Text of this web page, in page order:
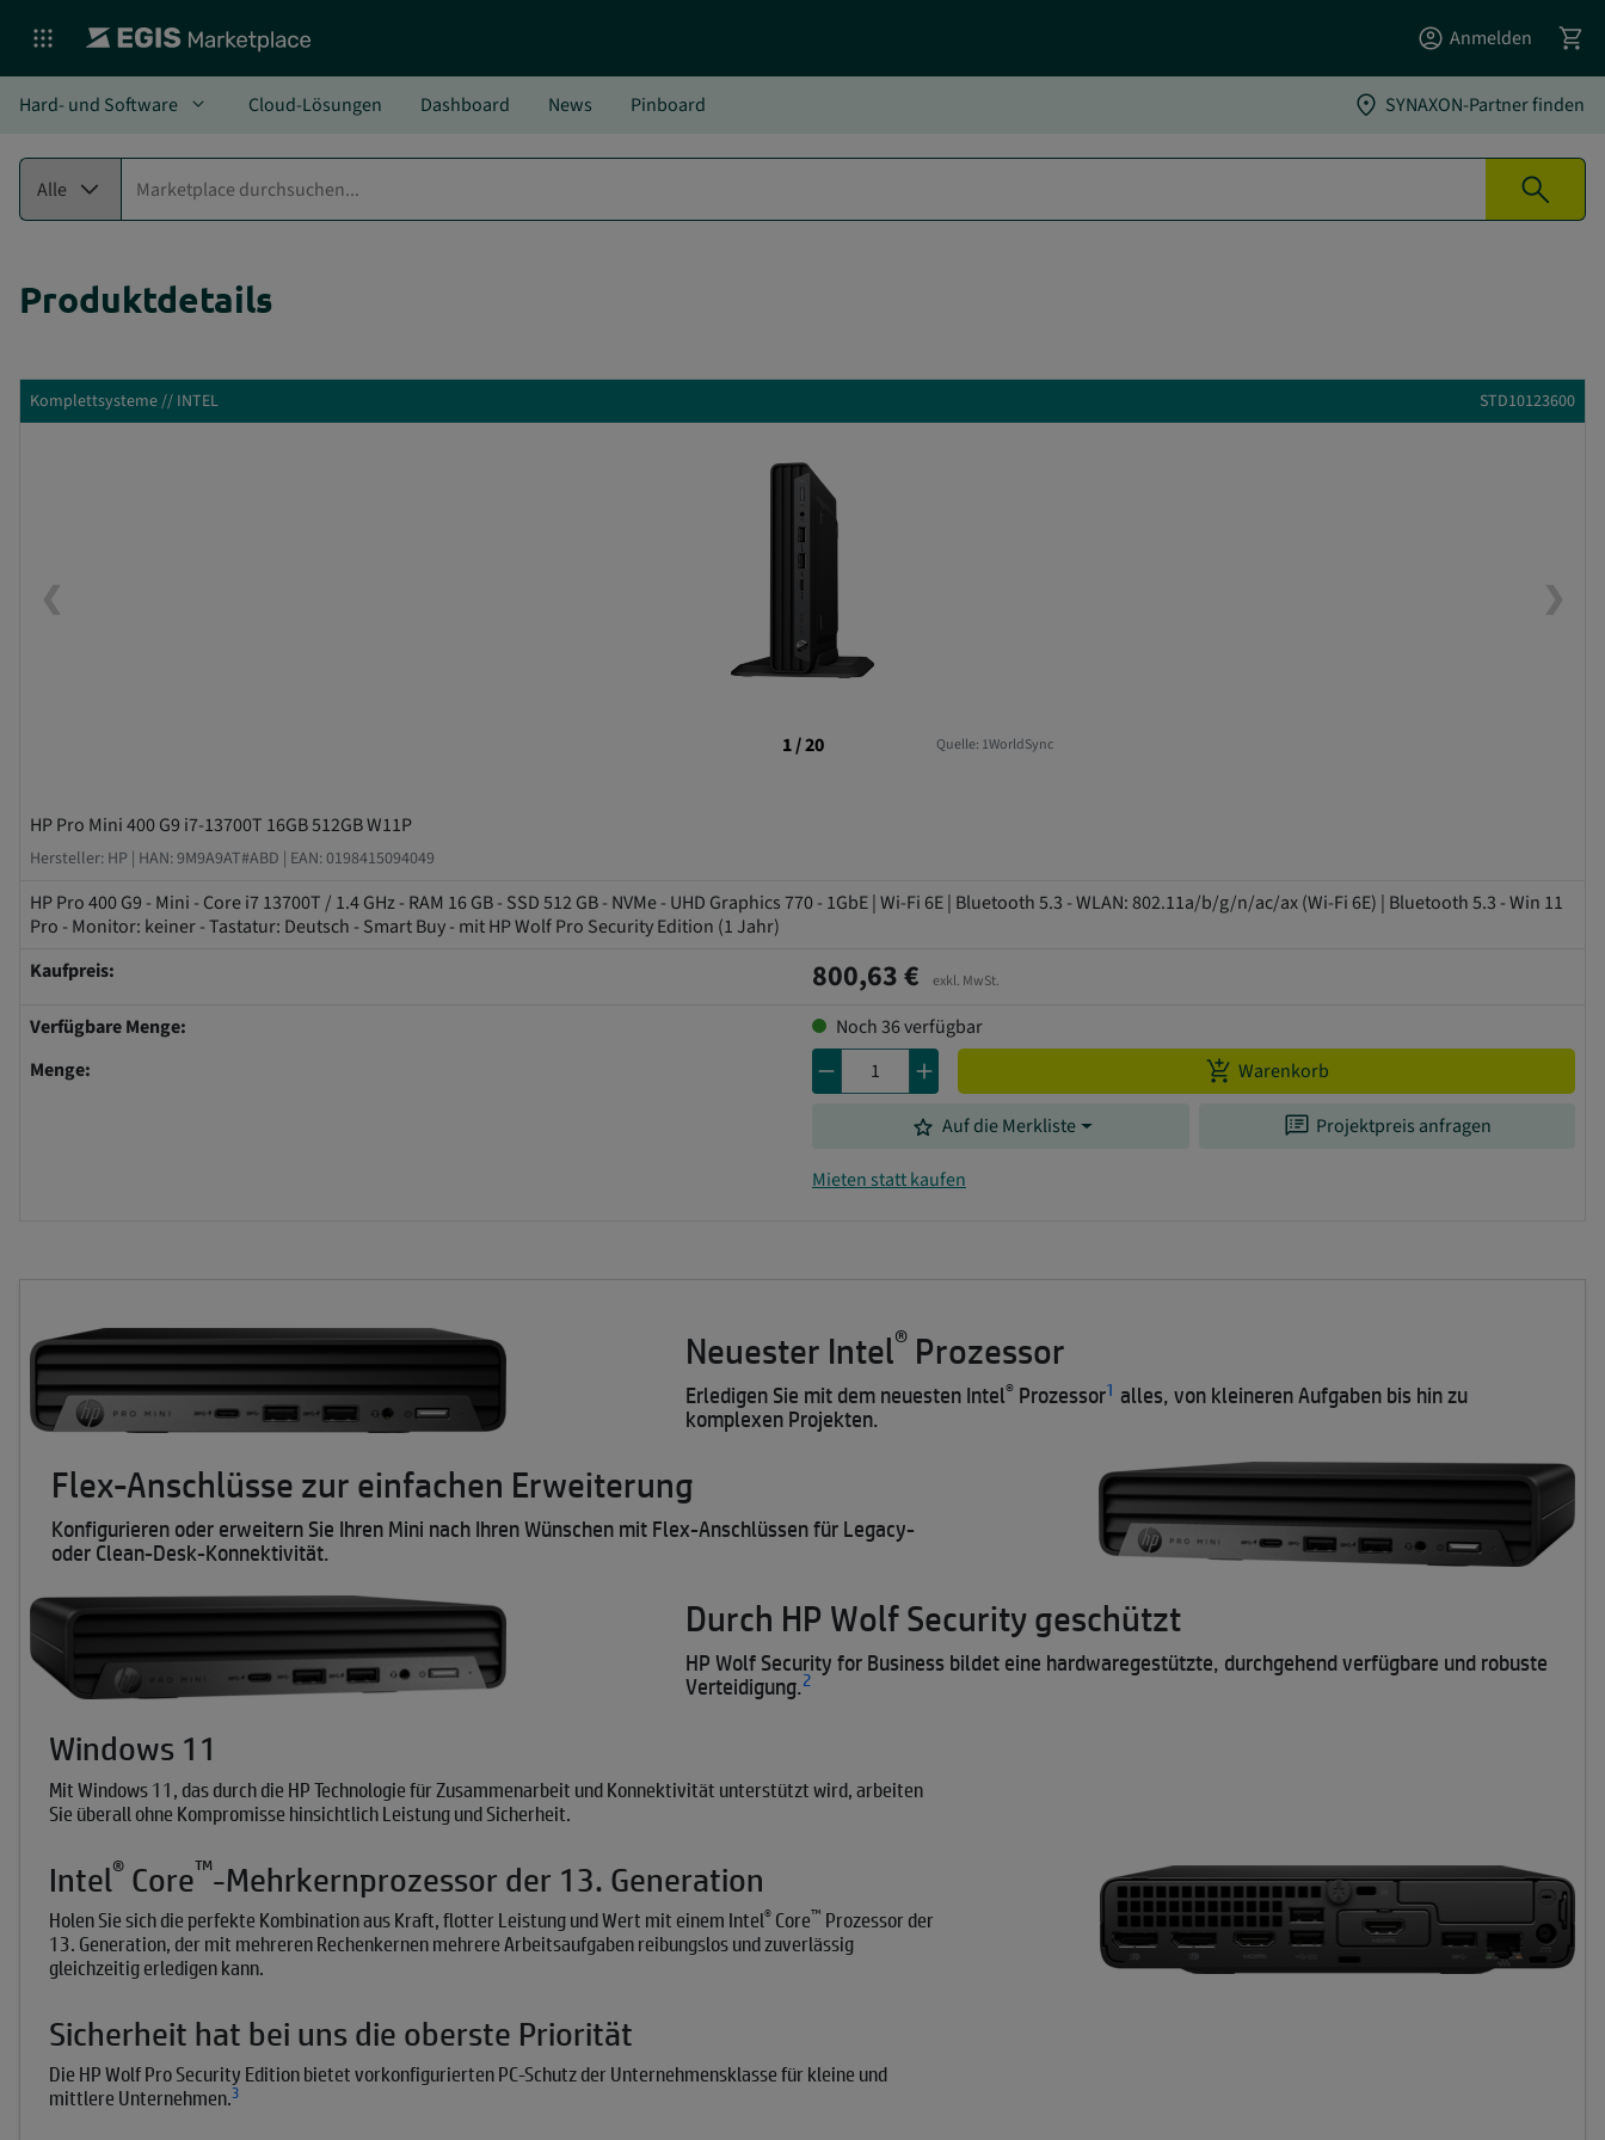
account_circle Anmelden shopping_cart
Hard- und Software Toggle Dropdown
Cloud-Lösungen Dashboard News Pinboard location_on SYNAXON-Partner finden
Alle expand_more search
Produktdetails
Komplettsysteme // INTEL STD10123600
1 / 20
❮ ❯
Quelle: 1WorldSync
HP Pro Mini 400 G9 i7-13700T 16GB 512GB W11P
Hersteller: HP | HAN: 9M9A9AT#ABD | EAN: 0198415094049
HP Pro 400 G9 - Mini - Core i7 13700T / 1.4 GHz - RAM 16 GB - SSD 512 GB - NVMe - UHD Graphics 770 - 1GbE | Wi-Fi 6E | Bluetooth 5.3 - WLAN: 802.11a/b/g/n/ac/ax (Wi-Fi 6E) | Bluetooth 5.3 - Win 11
Pro - Monitor: keiner - Tastatur: Deutsch - Smart Buy - mit HP Wolf Pro Security Edition (1 Jahr)
Kaufpreis:
800,63 € exkl. MwSt.
Verfügbare Menge: Noch36verfügbar
Menge:
remove add add_shopping_cart Warenkorb
grade Auf die Merkliste speaker_notes Projektpreis anfragen
Mieten statt kaufen
Neuester Intel®Prozessor
Erledigen Sie mit dem neuesten Intel®Prozessor1 alles, von kleineren Aufgaben bis hin zu
komplexen Projekten.
Flex-Anschlüsse zur einfachen Erweiterung
Konfigurieren oder erweitern Sie Ihren Mini nach Ihren Wünschen mit Flex-Anschlüssen für Legacy-
oder Clean-Desk-Konnektivität.
Durch HP Wolf Security geschützt
HP Wolf Security for Business bildet eine hardwaregestützte, durchgehend verfügbare und robuste
Verteidigung.2
Windows 11
Mit Windows 11, das durch die HP Technologie für Zusammenarbeit und Konnektivität unterstützt wird, arbeiten
Sie überall ohne Kompromisse hinsichtlich Leistung und Sicherheit.
Intel® Core™-Mehrkernprozessor der 13. Generation
Holen Sie sich die perfekte Kombination aus Kraft, flotter Leistung und Wert mit einem Intel® Core™ Prozessor der
13. Generation, der mit mehreren Rechenkernen mehrere Arbeitsaufgaben reibungslos und zuverlässig
gleichzeitig erledigen kann.
Sicherheit hat bei uns die oberste Priorität
Die HP Wolf Pro Security Edition bietet vorkonfigurierten PC-Schutz der Unternehmensklasse für kleine und
mittlere Unternehmen.3